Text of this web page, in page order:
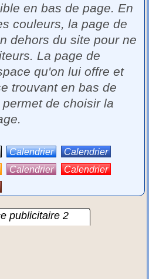
en bas de page. En
couleurs, la page de
dehors du site pour ne
La page de
qu'on lui offre et
trouvant en bas de
de choisir la
Calendrier
Calendrier
Calendrier
Calendrier
publicitaire 2